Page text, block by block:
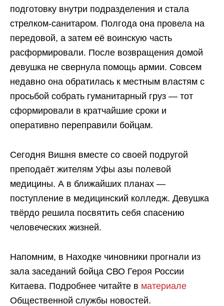
подготовку внутри подразделения и стала
стрелком-санитаром. Полгода она провела на
передовой, а затем её воинскую часть
расформировали. После возвращения домой
девушка не свернула помощь армии. Совсем
недавно она обратилась к местным властям с
просьбой собрать гуманитарный груз — тот
сформировали в кратчайшие сроки и
оперативно переправили бойцам.
Сегодня Вишня вместе со своей подругой
преподаёт жителям Уфы азы полевой
медицины. А в ближайших планах —
поступление в медицинский колледж. Девушка
твёрдо решила посвятить себя спасению
человеческих жизней.
Напомним, в Находке чиновники прогнали из
зала заседаний бойца СВО Героя России
Китаева. Подробнее читайте в материале
Общественной службы новостей.